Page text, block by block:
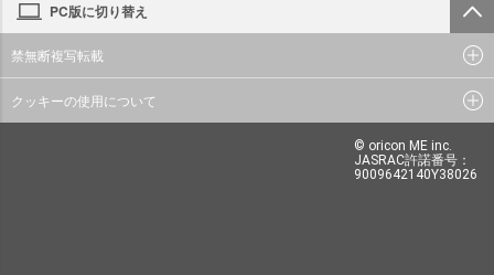
PC版に切り替え
禁無断複写転載
クッキーの使用について
© oricon ME inc.
JASRAC許諾番号：
9009642140Y38026